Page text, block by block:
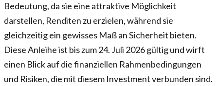
Bedeutung, da sie eine attraktive Möglichkeit
darstellen, Renditen zu erzielen, während sie
gleichzeitig ein gewisses Maß an Sicherheit bieten.
Diese Anleihe ist bis zum 24. Juli 2026 gültig und wirft
einen Blick auf die finanziellen Rahmenbedingungen
und Risiken, die mit diesem Investment verbunden sind.